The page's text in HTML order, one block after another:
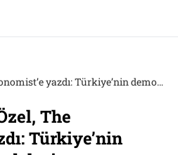
ÇEVİRİ | Özgür Özel, The Economist’e yazdı: Türkiye’nin demokrasi mücadelesi Macaristan’ınkine benziyor ama daha zor
The
Türkiye’nin